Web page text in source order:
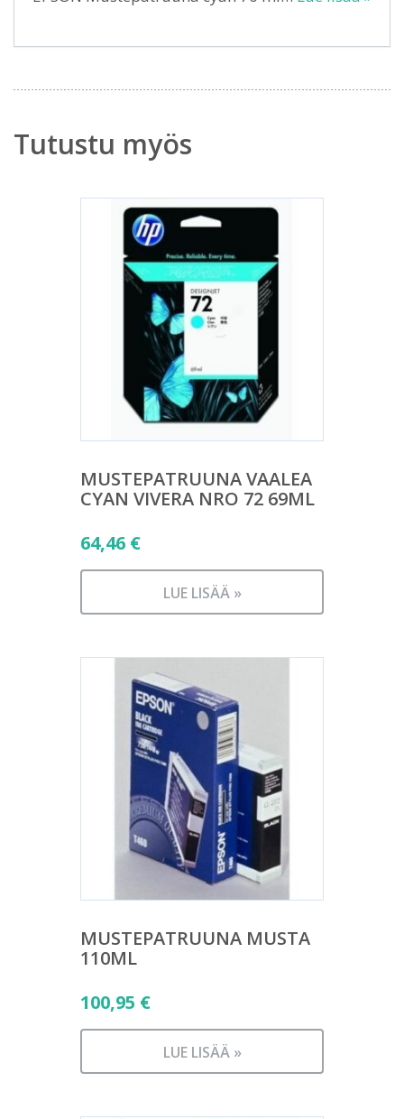
Tutustu myös
MUSTEPATRUUNA VAALEA
CYAN VIVERA NRO 72 69ML
64,46 €
LUE LISÄÄ »
MUSTEPATRUUNA MUSTA
110ML
100,95 €
LUE LISÄÄ »